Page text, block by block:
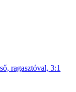
ragasztóval, 3:1